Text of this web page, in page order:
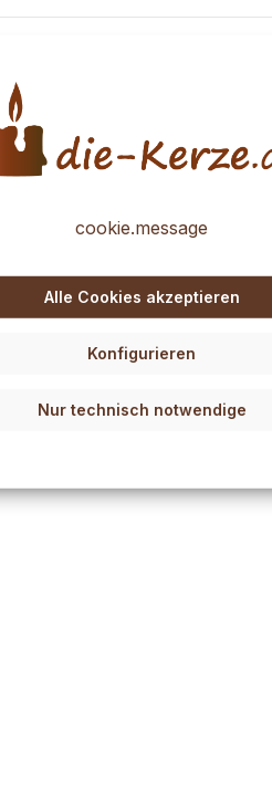
cookie.message
Nur technisch notwendige
Konfigurieren
Alle Cookies akzeptieren